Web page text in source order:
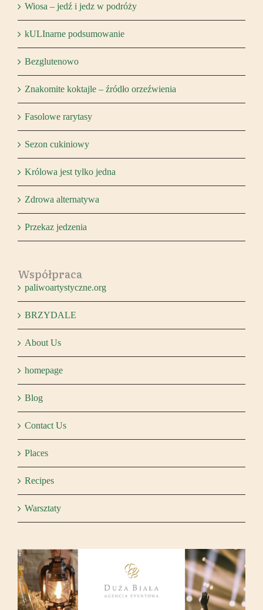
Wiosa – jedź i jedz w podróży
kULInarne podsumowanie
Bezglutenowo
Znakomite koktajle – źródło orzeźwienia
Fasolowe rarytasy
Sezon cukiniowy
Królowa jest tylko jedna
Zdrowa alternatywa
Przekaz jedzenia
Współpraca
paliwoartystyczne.org
BRZYDALE
About Us
homepage
Blog
Contact Us
Places
Recipes
Warsztaty